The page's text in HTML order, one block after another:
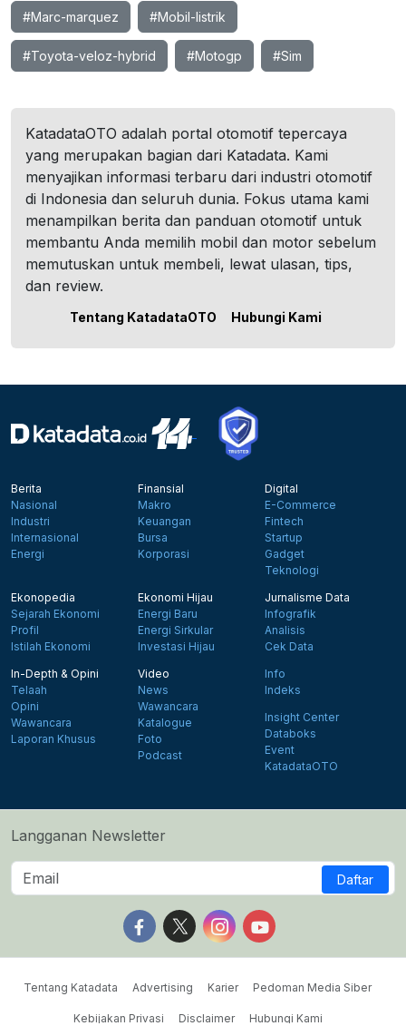
#Marc-marquez #Mobil-listrik
#Toyota-veloz-hybrid #Motogp #Sim
KatadataOTO adalah portal otomotif tepercaya
yang merupakan bagian dari Katadata. Kami
menyajikan informasi terbaru dari industri otomotif
di Indonesia dan seluruh dunia. Fokus utama kami
menampilkan berita dan panduan otomotif untuk
membantu Anda memilih mobil dan motor sebelum
memutuskan untuk membeli, lewat ulasan, tips,
dan review.
Tentang KatadataOTO Hubungi Kami
Berita
Nasional
Industri
Internasional
Energi
Finansial
Makro
Keuangan
Bursa
Korporasi
Digital
E-Commerce
Fintech
Startup
Gadget
Teknologi
Ekonopedia
Sejarah Ekonomi
Profil
Istilah Ekonomi
Ekonomi Hijau
Energi Baru
Energi Sirkular
Investasi Hijau
Jurnalisme Data
Infografik
Analisis
Cek Data
In-Depth & Opini
Telaah
Opini
Wawancara
Laporan Khusus
Video
News
Wawancara
Katalogue
Foto
Podcast
Info
Indeks
Insight Center
Databoks
Event
KatadataOTO
Langganan Newsletter
Daftar
Follow us on Facebook
Follow us on X
Follow us on Instagram
Follow us on
Tentang Katadata Advertising Karier Pedoman Media Siber
Kebijakan Privasi Disclaimer Hubungi Kami